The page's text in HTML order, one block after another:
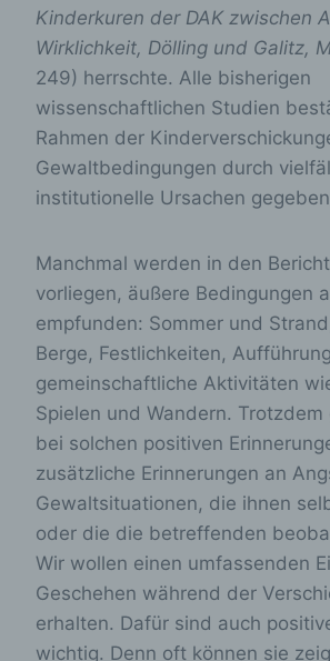
Kinderkuren der DAK zwischen
Wirklichkeit, Dölling und Galitz,
249) herrschte. Alle bisherigen
wissenschaftlichen Studien
Rahmen der
Gewaltbedingungen durch
institutionelle Ursachen
Manchmal werden in den
vorliegen, äußere Bedingungen
empfunden: Sommer und
Berge, Festlichkeiten,
gemeinschaftliche Aktivitäten
Spielen und Wandern.
bei solchen positiven
zusätzliche Erinnerungen an
Gewaltsituationen, die ihnen
oder die die betreffenden
Wir wollen einen umfassenden
Geschehen während der
erhalten. Dafür sind auch
wichtig. Denn oft können sie